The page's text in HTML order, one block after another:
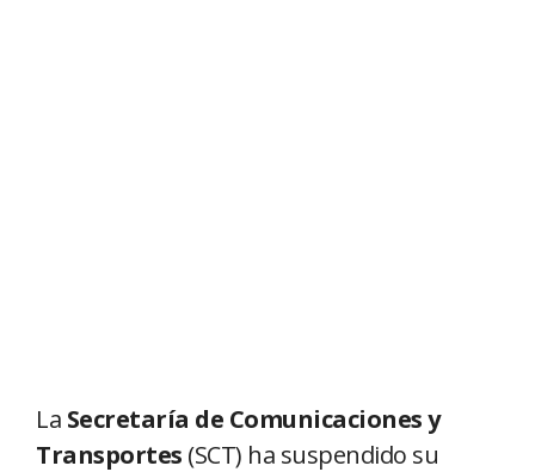
La Secretaría de Comunicaciones y
Transportes (SCT) ha suspendido su